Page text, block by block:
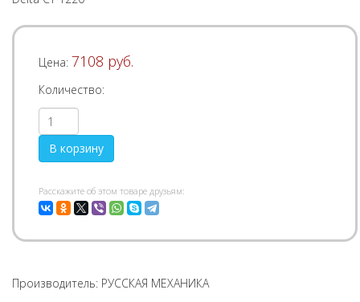
Цена: 7108 руб.
Количество:
Pасскажите об этом товаре друзьям:
Производитель: РУССКАЯ МЕХАНИКА